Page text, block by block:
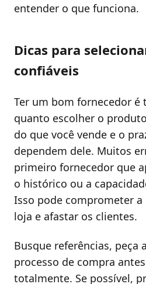
entender o que funciona.
Dicas para
confiáveis
Ter um bom fornecedor
quanto escolher o
do que você vende e o
dependem dele. Muitos
primeiro fornecedor que
o histórico ou a
Isso pode comprometer a
loja e afastar os clientes.
Busque referências, peça
processo de compra
totalmente. Se possível,